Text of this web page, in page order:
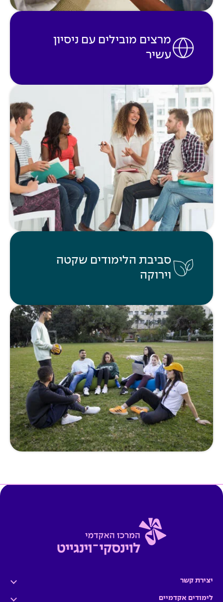
מרצים מובילים עם ניסיון
עשיר
סביבת הלימודים שקטה
וירוקה
יצירת קשר
לימודים אקדמיים